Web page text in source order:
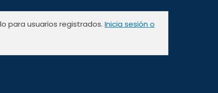
para usuarios registrados. Inicia sesión o